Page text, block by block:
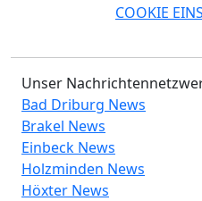
COOKIE
Unser
Bad Driburg News
Brakel News
Einbeck News
Holzminden News
Höxter News